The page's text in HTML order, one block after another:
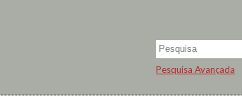
Pesquisa Avançada